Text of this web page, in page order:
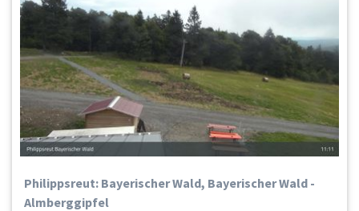
Philippsreut: Bayerischer Wald, Bayerischer Wald -
Almberggipfel